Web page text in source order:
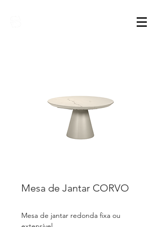
Mesa de Jantar CORVO
Mesa de jantar redonda fixa ou